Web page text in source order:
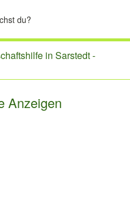
in Sarstedt -
Anzeigen